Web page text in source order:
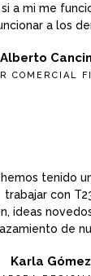
a mi me
a los
Alberto
COMERCIAL
tenido
trabajar con
ideas
de
Karla Gómez